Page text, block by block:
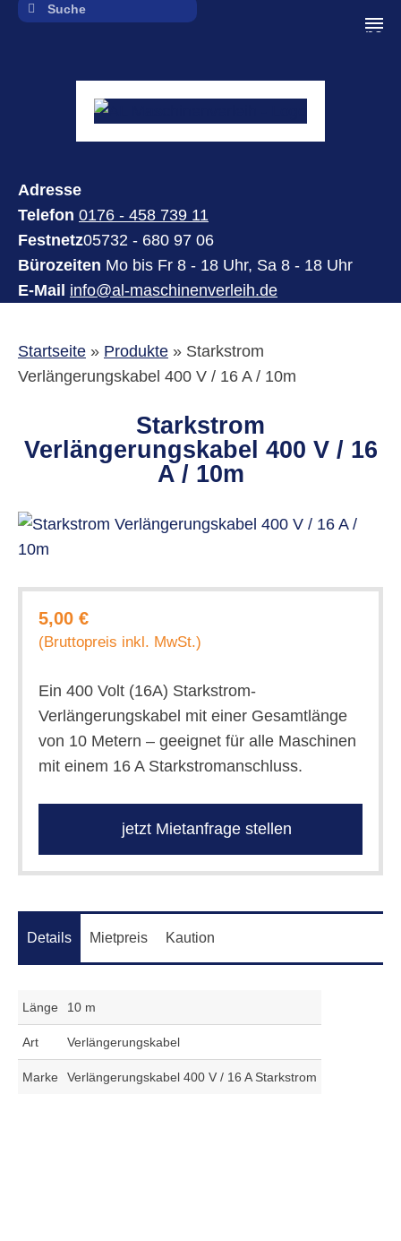
Adresse
Telefon 0176 - 458 739 11
Festnetz05732 - 680 97 06
Bürozeiten Mo bis Fr 8 - 18 Uhr, Sa 8 - 18 Uhr
E-Mail info@al-maschinenverleih.de
Startseite» Produkte» Starkstrom
Verlängerungskabel 400 V / 16 A / 10m
Starkstrom
Verlängerungskabel 400 V / 16
A / 10m
5,00 €
(Bruttopreis inkl. MwSt.)
Ein 400 Volt (16A) Starkstrom-
Verlängerungskabel mit einer Gesamtlänge
von 10 Metern – geeignet für alle Maschinen
mit einem 16 A Starkstromanschluss.
jetzt Mietanfrage stellen
Details Mietpreis Kaution
Länge 10 m
Art Verlängerungskabel
Marke Verlängerungskabel 400 V / 16 A Starkstrom